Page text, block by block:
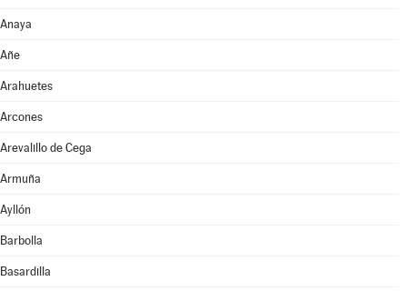
Anaya
Añe
Arahuetes
Arcones
Arevalillo de Cega
Armuña
Ayllón
Barbolla
Basardilla